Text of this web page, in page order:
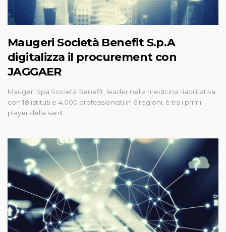
Maugeri Società Benefit S.p.A
digitalizza il procurement con
JAGGAER
Maugeri Spa Società Benefit, leader nella medicina riabilitativa
con 18 istituti e 4.000 professionisti in 6 regioni, è tra i primi
player della sanit…